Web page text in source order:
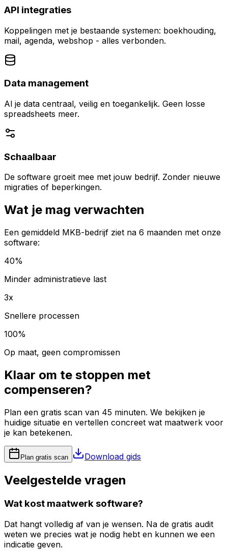
API integraties
Koppelingen met je bestaande systemen: boekhouding,
mail, agenda, webshop - alles verbonden.
Data management
Al je data centraal, veilig en toegankelijk. Geen losse
spreadsheets meer.
Schaalbaar
De software groeit mee met jouw bedrijf. Zonder nieuwe
migraties of beperkingen.
Wat je mag verwachten
Een gemiddeld MKB-bedrijf ziet na 6 maanden met onze
software:
40%
Minder administratieve last
3x
Snellere processen
100%
Op maat, geen compromissen
Klaar om te stoppen met
compenseren?
Plan een gratis scan van 45 minuten. We bekijken je
huidige situatie en vertellen concreet wat maatwerk voor
je kan betekenen.
Plan gratis scan Download gids
Veelgestelde vragen
Wat kost maatwerk software?
Dat hangt volledig af van je wensen. Na de gratis audit
weten we precies wat je nodig hebt en kunnen we een
indicatie geven.